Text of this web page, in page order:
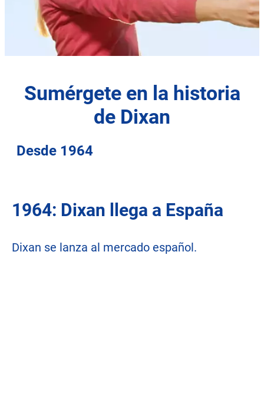
Sumérgete en la historia
de Dixan
Desde 1964
1964: Dixan llega a España
Dixan se lanza al mercado español.